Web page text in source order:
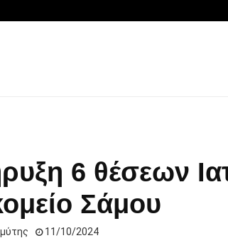
6 θέσεων
Σάμου
11/10/2024